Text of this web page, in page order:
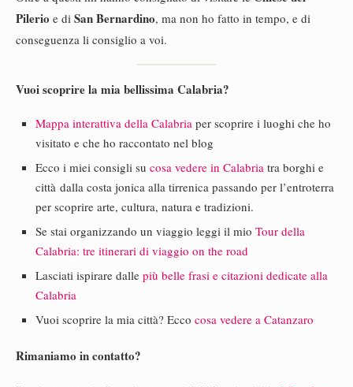
Pilerio e di San Bernardino, ma non ho fatto in tempo, e di
conseguenza li consiglio a voi.
Vuoi scoprire la mia bellissima Calabria?
Mappa interattiva della Calabria per scoprire i luoghi che ho
visitato e che ho raccontato nel blog
Ecco i miei consigli su cosa vedere in Calabria tra borghi e
città dalla costa jonica alla tirrenica passando per l’entroterra
per scoprire arte, cultura, natura e tradizioni.
Se stai organizzando un viaggio leggi il mio Tour della
Calabria: tre itinerari di viaggio on the road
Lasciati ispirare dalle più belle frasi e citazioni dedicate alla
Calabria
Vuoi scoprire la mia città? Ecco cosa vedere a Catanzaro
Rimaniamo in contatto?